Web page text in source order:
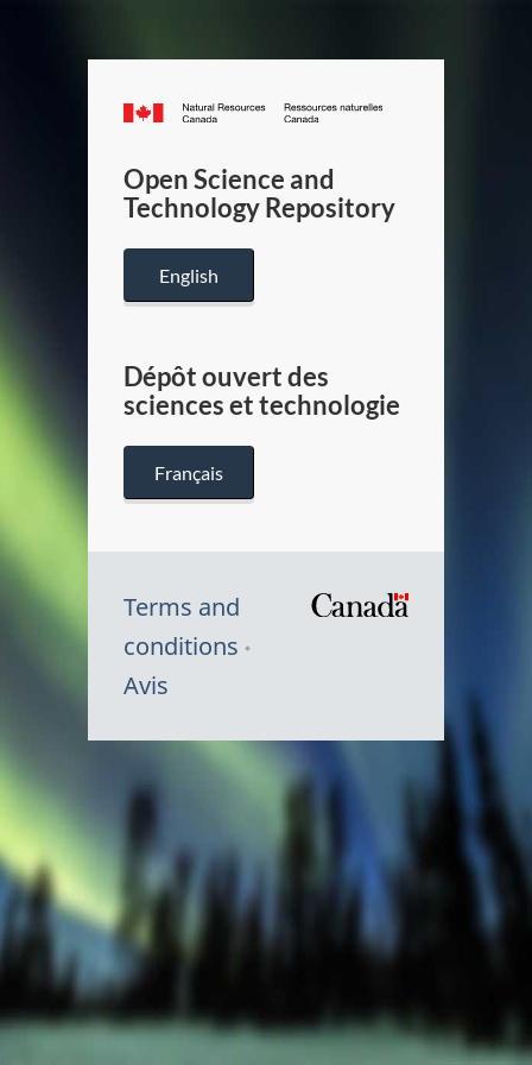
Canada.ca
/
Canada
Open Science and
Technology Repository
English
Dépôt ouvert des
sciences et technologie
Français
Terms and
conditions
Avis
Canada